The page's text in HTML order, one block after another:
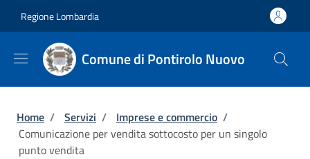
Regione Lombardia
Comune di Pontirolo Nuovo
Briciole di pane
Home / Servizi / Imprese e commercio /
Comunicazione per vendita sottocosto per un singolo
punto vendita